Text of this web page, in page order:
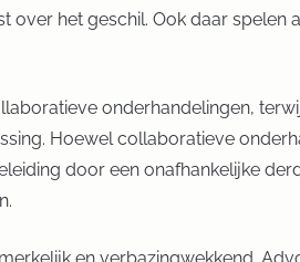
het geschil. Ook daar spelen
onderhandelingen,
Hoewel collaboratieve
door een onafhankelijke